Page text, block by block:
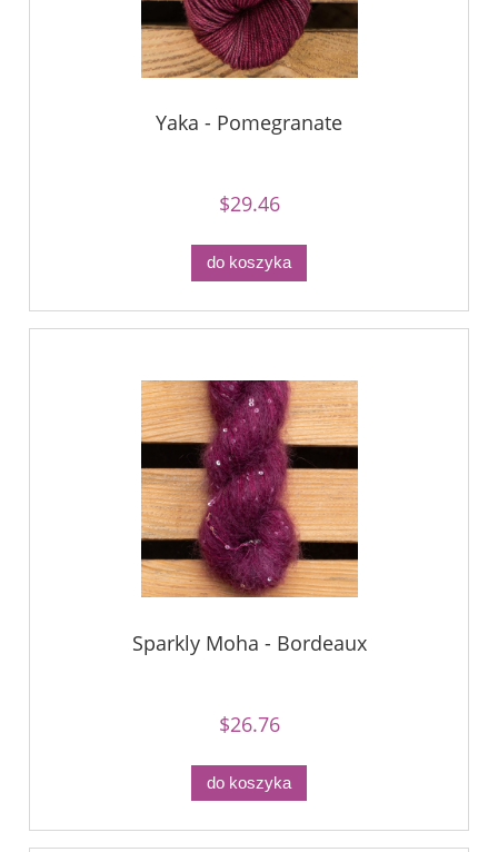
Yaka - Pomegranate
$29.46
do koszyka
Sparkly Moha - Bordeaux
$26.76
do koszyka